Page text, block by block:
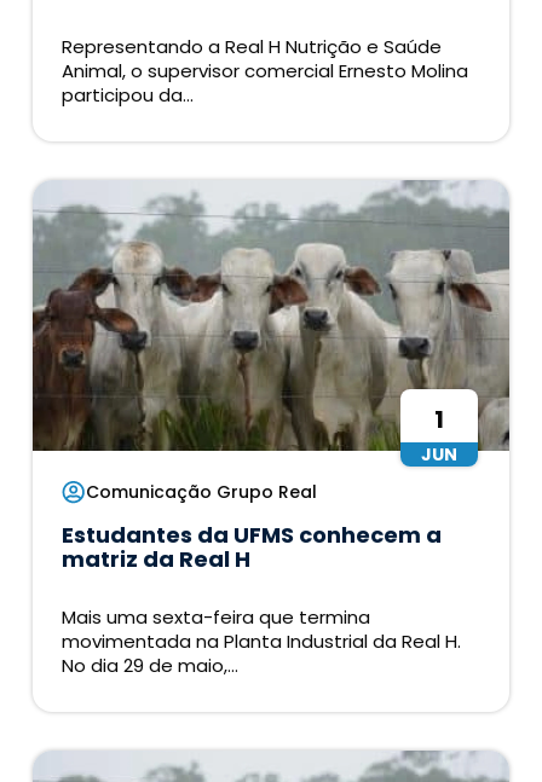
Representando a Real H Nutrição e Saúde
Animal, o supervisor comercial Ernesto Molina
participou da...
1
JUN
Comunicação Grupo Real
Estudantes da UFMS conhecem a
matriz da Real H
Mais uma sexta-feira que termina
movimentada na Planta Industrial da Real H.
No dia 29 de maio,...